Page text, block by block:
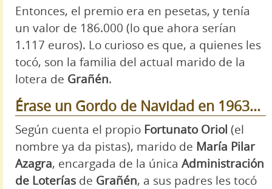
Entonces, el premio era en pesetas, y tenía
un valor de 186.000 (lo que ahora serían
1.117 euros). Lo curioso es que, a quienes les
tocó, son la familia del actual marido de la
lotera de Grañén.
Érase un Gordo de Navidad en 1963...
Según cuenta el propio Fortunato Oriol (el
nombre ya da pistas), marido de María Pilar
Azagra, encargada de la única Administración
de Loterías de Grañén, a sus padres les tocó